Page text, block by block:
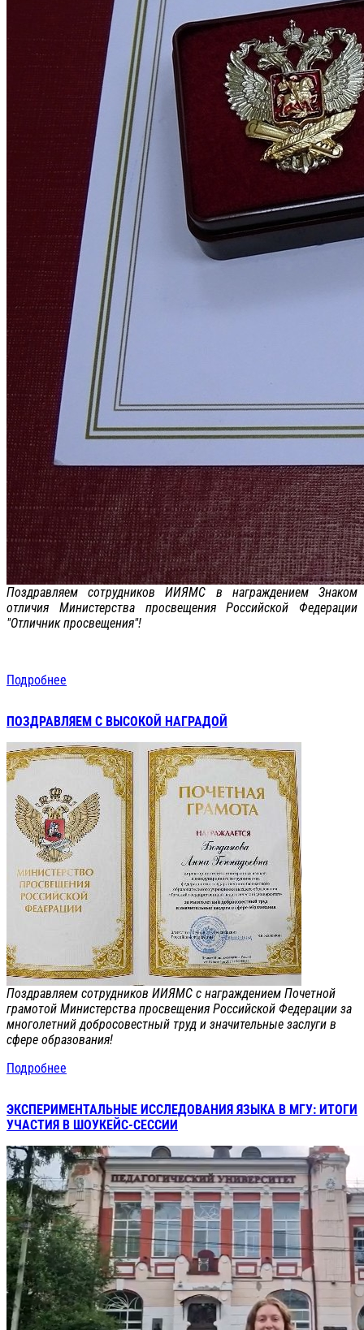
Поздравляем сотрудников ИИЯМС в награждением Знаком
отличия Министерства просвещения Российской Федерации
"Отличник просвещения"!
Подробнее
ПОЗДРАВЛЯЕМ С ВЫСОКОЙ НАГРАДОЙ
Поздравляем сотрудников ИИЯМС с награждением Почетной
грамотой Министерства просвещения Российской Федерации за
многолетний добросовестный труд и значительные заслуги в
сфере образования!
Подробнее
ЭКСПЕРИМЕНТАЛЬНЫЕ ИССЛЕДОВАНИЯ ЯЗЫКА В МГУ: ИТОГИ
УЧАСТИЯ В ШОУКЕЙС-СЕССИИ